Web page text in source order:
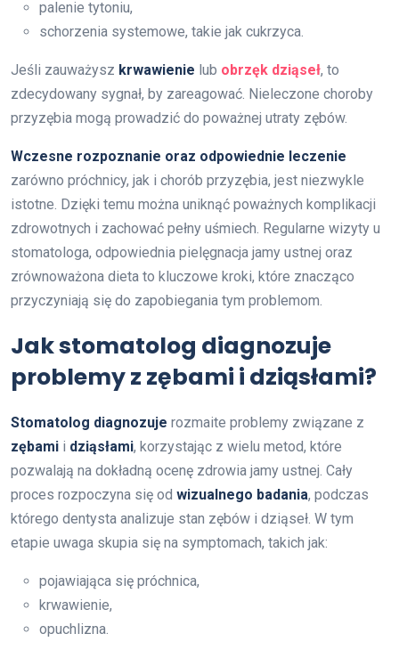
palenie tytoniu,
schorzenia systemowe, takie jak cukrzyca.
Jeśli zauważysz krwawienie lub obrzęk dziąseł, to
zdecydowany sygnał, by zareagować. Nieleczone choroby
przyzębia mogą prowadzić do poważnej utraty zębów.
Wczesne rozpoznanie oraz odpowiednie leczenie
zarówno próchnicy, jak i chorób przyzębia, jest niezwykle
istotne. Dzięki temu można uniknąć poważnych komplikacji
zdrowotnych i zachować pełny uśmiech. Regularne wizyty u
stomatologa, odpowiednia pielęgnacja jamy ustnej oraz
zrównoważona dieta to kluczowe kroki, które znacząco
przyczyniają się do zapobiegania tym problemom.
Jak stomatolog diagnozuje
problemy z zębami i dziąsłami?
Stomatolog diagnozuje rozmaite problemy związane z
zębami i dziąsłami, korzystając z wielu metod, które
pozwalają na dokładną ocenę zdrowia jamy ustnej. Cały
proces rozpoczyna się od wizualnego badania, podczas
którego dentysta analizuje stan zębów i dziąseł. W tym
etapie uwaga skupia się na symptomach, takich jak:
pojawiająca się próchnica,
krwawienie,
opuchlizna.